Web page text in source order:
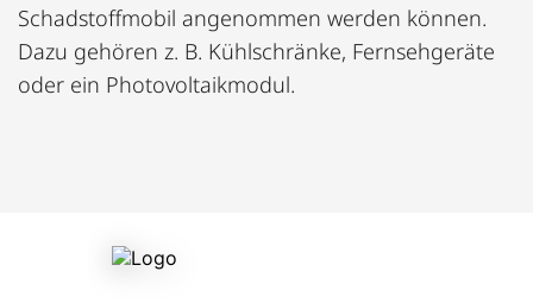
Schadstoffmobil angenommen werden können.
Dazu gehören z. B. Kühlschränke, Fernsehgeräte
oder ein Photovoltaikmodul.